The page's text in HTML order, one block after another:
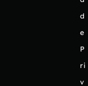
d
e
P
ri
v